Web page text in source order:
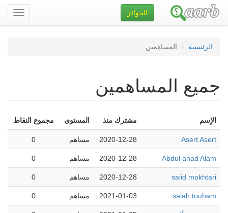
تصفح
الموقع
الجوائز
الرئيسية المساهمين
جميع المساهمين
الإسم مشترك منذ المستوى مجموع النقاط
Asert Asert
2020-12-28 مساهم 0
Abdul ahad Alam
2020-12-28 مساهم 0
saiid mokhtari
2020-12-28 مساهم 0
salah touham
2021-01-03 مساهم 0